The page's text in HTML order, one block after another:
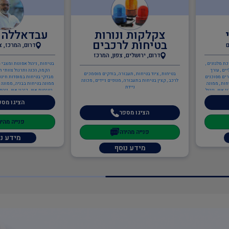
מלגזנים ,
, עורך
מסוכנים
, ממונה
אש , ניהול
מטלטל ,
מפעל ,
, תכנון
בטיחות
צקלקות ונורות
בטיחות לרכבים
דרום, ירושלים, צפון, המרכז
בטיחות , ציוד בטיחות , תעבורה , בודקים מוסמכים
לרכב , קצין בטיחות בתעבורה , מנופים ניידים , מכונה
ניידת
הציגו מספר
פנייה מהירה
מידע נוסף
דרום, המרכז,
בטיחות , ניהול אסונות
הקמה, הכנה ותרגול צוותי
מבדקי בטיחות במוסדות
ממונה בטיחות בבניה ,
בטיחות אש , כיבוי אש ,
בודק מוסמך לציוד כיבוי
שטח , כתיבה/עדכון תיק
צוותי חירום מפעליים ,
בטיחות אש , יועץ בטיחות
ענף הבנייה ,
הציגו
פנייה
מידע